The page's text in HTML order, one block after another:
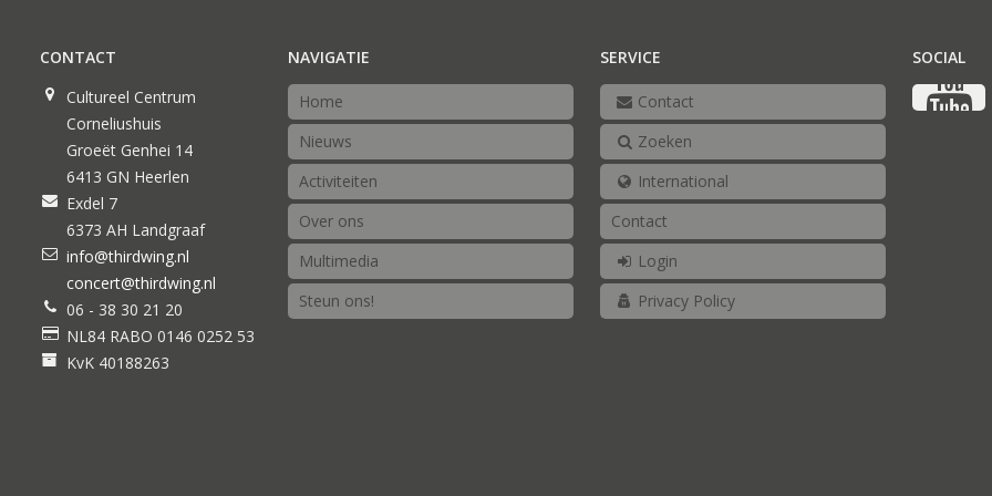
CONTACT
Cultureel Centrum
Corneliushuis
Groeët Genhei 14
6413 GN Heerlen
Exdel 7
6373 AH Landgraaf
info@thirdwing.nl
concert@thirdwing.nl
06 - 38 30 21 20
NL84 RABO 0146 0252 53
KvK 40188263
NAVIGATIE
Home
Nieuws
Activiteiten
Over ons
Multimedia
Steun ons!
SERVICE
Contact
Zoeken
International
Contact
Login
Privacy Policy
SOCIAL